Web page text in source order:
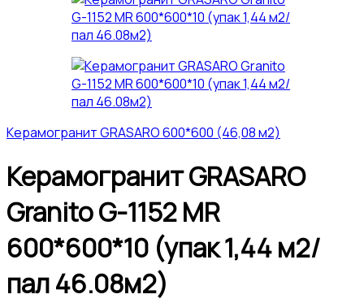
Керамогранит GRASARO 600*600 (46,08 м2)
Керамогранит GRASARO
Granito G-1152 MR
600*600*10 (упак 1,44 м2/
пал 46.08м2)